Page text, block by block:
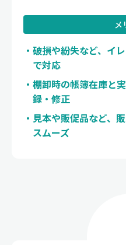
メ
破損や紛失など、イ
で対応
棚卸時の帳簿在庫と
録・修正
見本や販促品など、
スムーズ